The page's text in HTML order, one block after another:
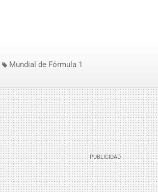
Mundial de Fórmula 1